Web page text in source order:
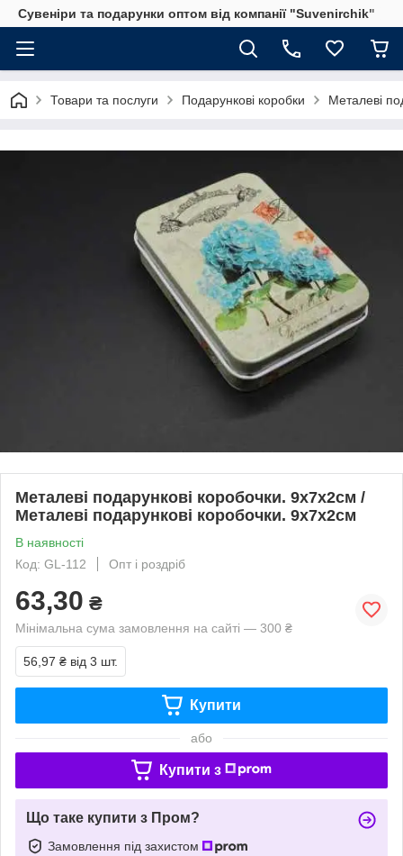
Сувеніри та подарунки оптом від компанії "Suvenirchik"
Товари та послуги Подарункові коробки Металеві
Металеві подарункові коробочки. 9х7х2см /
Металеві подарункові коробочки. 9х7х2см
В наявності
Код: GL-112
Опт і роздріб
63,30 ₴
Мінімальна сума замовлення на сайті — 300 ₴
56,97 ₴ від 3 шт.
Купити
або
Купити з
Що таке купити з Пром?
Замовлення під захистом